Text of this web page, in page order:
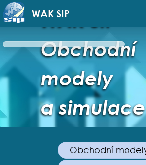
WAK SIP
WAK SIP
Obchodní
modely
a simulace